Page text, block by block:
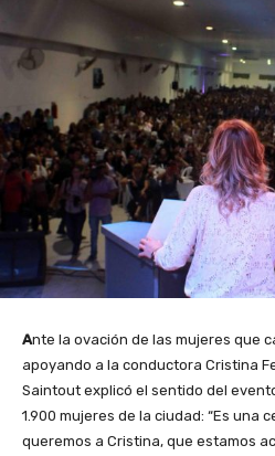
Ante la ovación de las mujeres que
apoyando a la conductora Cristina
Saintout explicó el sentido del
1.900 mujeres de la ciudad: “Es una
queremos a Cristina, que estamos